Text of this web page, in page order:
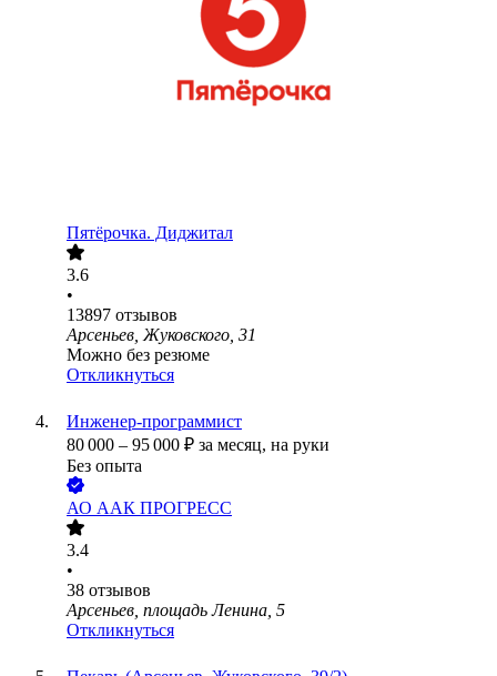
Пятёрочка. Диджитал
3.6
•
13897 отзывов
Арсеньев, Жуковского, 31
Можно без резюме
Откликнуться
Инженер-программист
80 000 – 95 000 ₽ за месяц, на руки
Без опыта
АО ААК ПРОГРЕСС
3.4
•
38 отзывов
Арсеньев, площадь Ленина, 5
Откликнуться